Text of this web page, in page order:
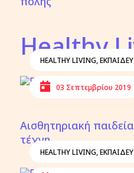
Healthy
HEALTHY LIVING,
03 Σεπτεμβρίου 2019
Αισθητηριακή
τέχνη
HEALTHY LIVING,